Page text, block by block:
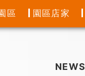
區 園區店家
NEWS